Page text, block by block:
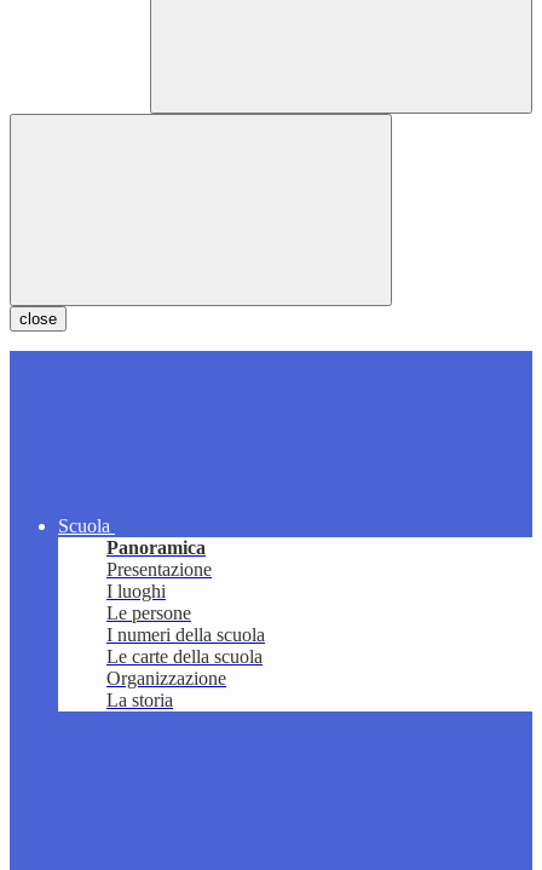
close
Scuola
Panoramica
Presentazione
I luoghi
Le persone
I numeri della scuola
Le carte della scuola
Organizzazione
La storia